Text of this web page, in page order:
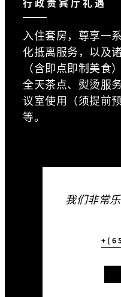
入住套房，尊享一
化抵离服务，以及
（含即点即制美食
全天茶点、熨烫服
议室使用（须提前
等。
我们非常